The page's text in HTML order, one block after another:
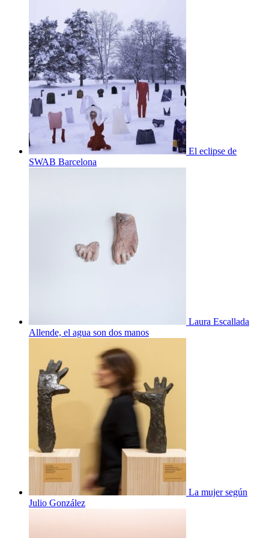
El eclipse de
SWAB Barcelona
Laura Escallada
Allende, el agua son dos manos
La mujer según
Julio González